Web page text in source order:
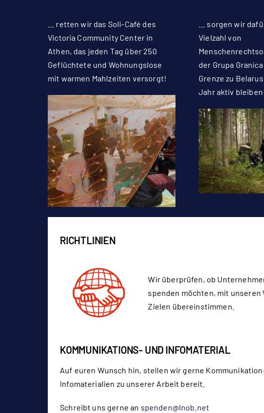
… retten wir das Soli-Café des
Victoria Community Center in
Athen, das jeden Tag über 250
Geflüchtete und Wohnungslose
mit warmen Mahlzeiten versorgt!
… sorgen wir
Vielzahl von
der Grupa
Grenze zu
Jahr aktiv
RICHTLINIEN
Wir überprüfen, ob
spenden möchten, mit unseren
Zielen übereinstimmen.
KOMMUNIKATIONS- UND INFOMATERIAL
Auf euren Wunsch hin, stellen wir gerne
Infomaterialien zu unserer Arbeit bereit.
Schreibt uns gerne an spenden@lnob.net